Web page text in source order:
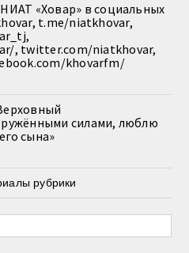
«Ховар» в социальных
t.me/niatkhovar,
, twitter.com/niatkhovar,
khovarfm/
силами, люблю
сына»
рубрики